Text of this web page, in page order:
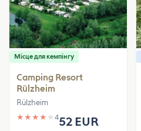
Місце для кемпінгу
Camping Resort
Rülzheim
Rülzheim
★ ★ ★ ★ ★ 452 EUR